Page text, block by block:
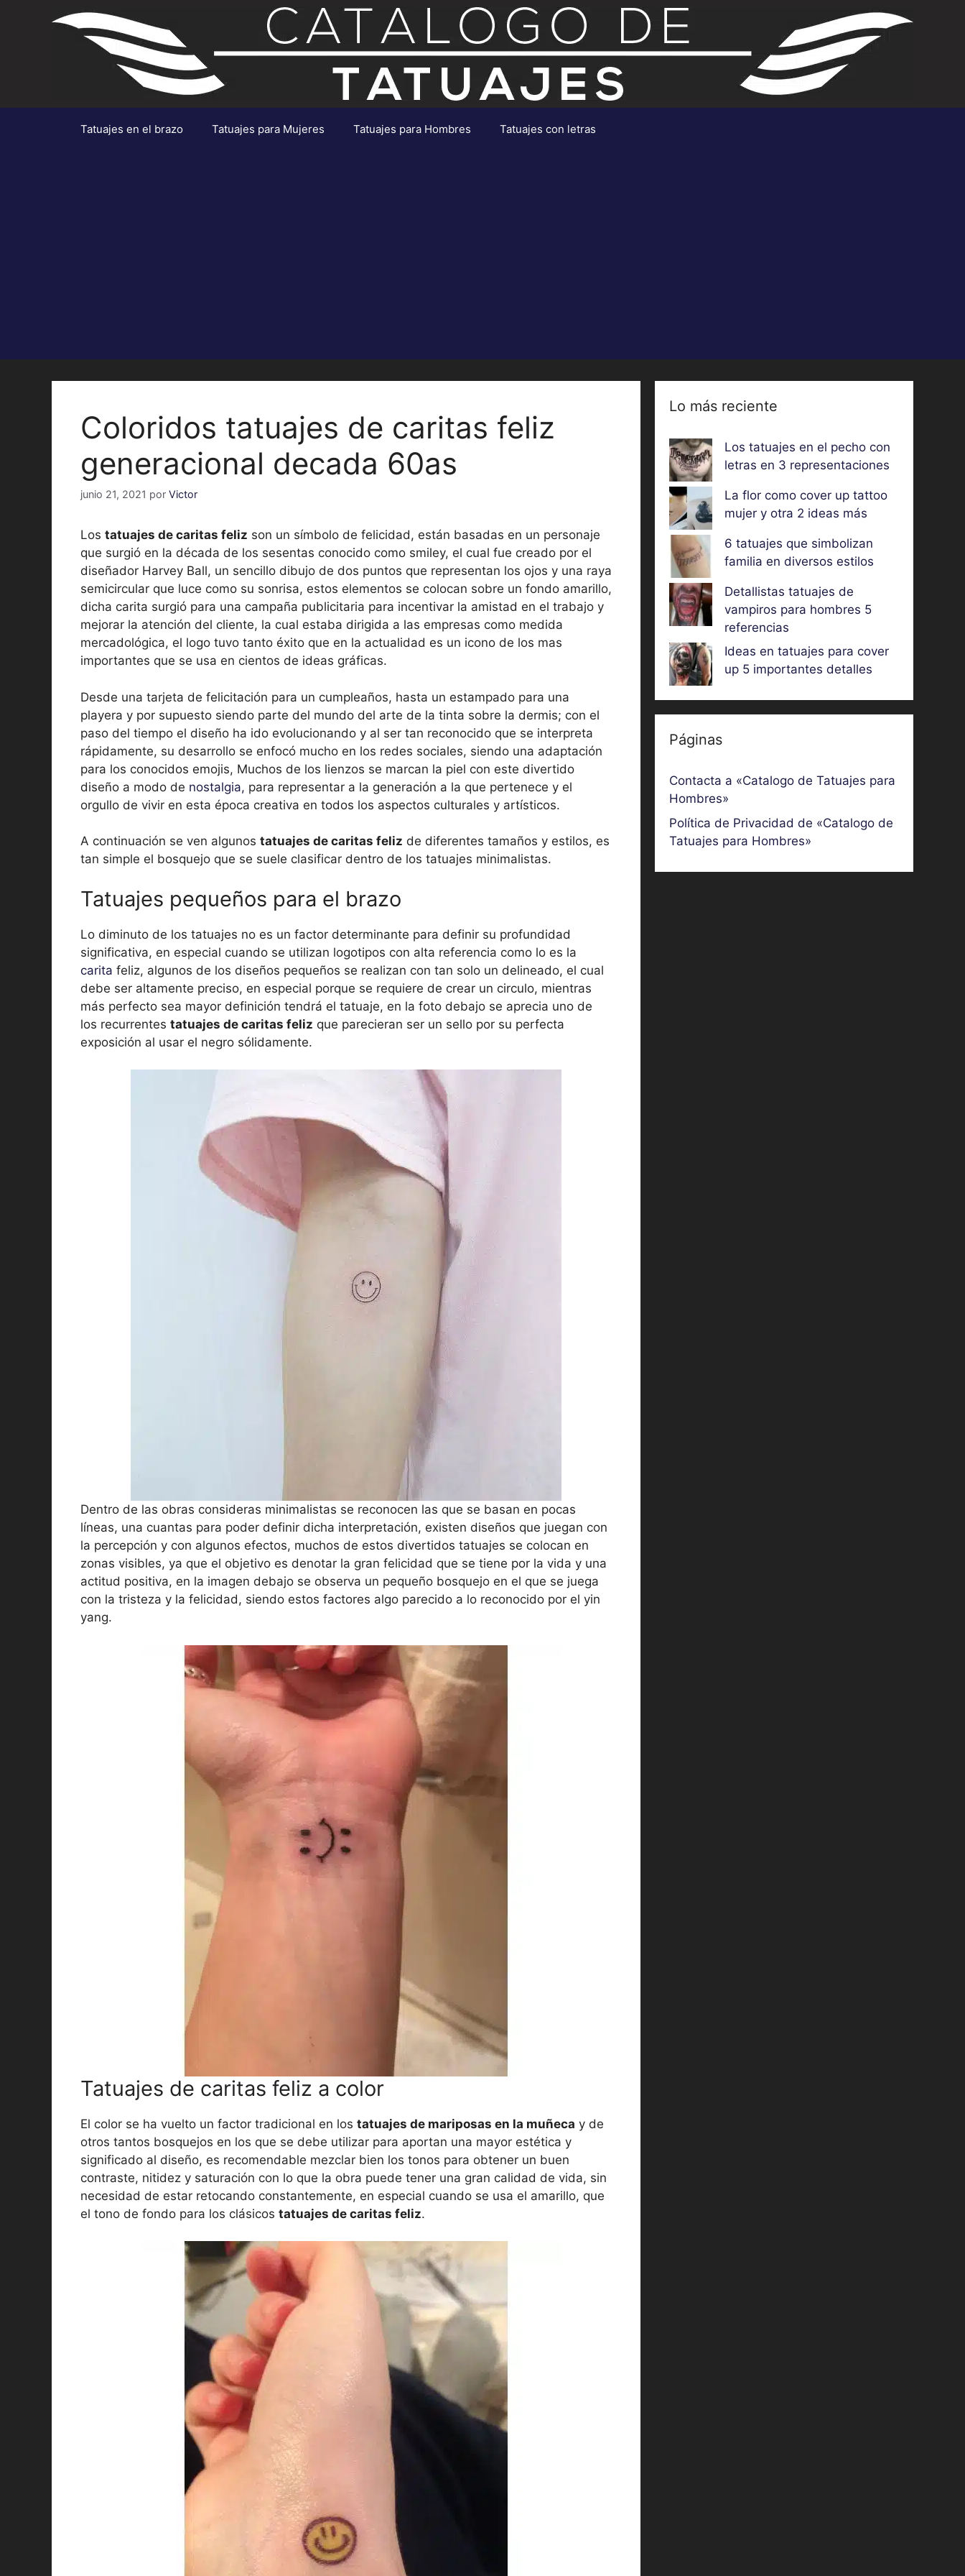
Tatuajes en el brazo Tatuajes para Mujeres Tatuajes para Hombres Tatuajes con letras
Coloridos tatuajes de caritas feliz
generacional decada 60as
junio 21, 2021 por Victor
Los tatuajes de caritas feliz son un símbolo de felicidad, están basadas en un personaje
que surgió en la década de los sesentas conocido como smiley, el cual fue creado por el
diseñador Harvey Ball, un sencillo dibujo de dos puntos que representan los ojos y una raya
semicircular que luce como su sonrisa, estos elementos se colocan sobre un fondo amarillo,
dicha carita surgió para una campaña publicitaria para incentivar la amistad en el trabajo y
mejorar la atención del cliente, la cual estaba dirigida a las empresas como medida
mercadológica, el logo tuvo tanto éxito que en la actualidad es un icono de los mas
importantes que se usa en cientos de ideas gráficas.
Desde una tarjeta de felicitación para un cumpleaños, hasta un estampado para una
playera y por supuesto siendo parte del mundo del arte de la tinta sobre la dermis; con el
paso del tiempo el diseño ha ido evolucionando y al ser tan reconocido que se interpreta
rápidamente, su desarrollo se enfocó mucho en los redes sociales, siendo una adaptación
para los conocidos emojis, Muchos de los lienzos se marcan la piel con este divertido
diseño a modo de nostalgia, para representar a la generación a la que pertenece y el
orgullo de vivir en esta época creativa en todos los aspectos culturales y artísticos.
A continuación se ven algunos tatuajes de caritas feliz de diferentes tamaños y estilos, es
tan simple el bosquejo que se suele clasificar dentro de los tatuajes minimalistas.
Tatuajes pequeños para el brazo
Lo diminuto de los tatuajes no es un factor determinante para definir su profundidad
significativa, en especial cuando se utilizan logotipos con alta referencia como lo es la
carita feliz, algunos de los diseños pequeños se realizan con tan solo un delineado, el cual
debe ser altamente preciso, en especial porque se requiere de crear un circulo, mientras
más perfecto sea mayor definición tendrá el tatuaje, en la foto debajo se aprecia uno de
los recurrentes tatuajes de caritas feliz que parecieran ser un sello por su perfecta
exposición al usar el negro sólidamente.
Dentro de las obras consideras minimalistas se reconocen las que se basan en pocas
líneas, una cuantas para poder definir dicha interpretación, existen diseños que juegan con
la percepción y con algunos efectos, muchos de estos divertidos tatuajes se colocan en
zonas visibles, ya que el objetivo es denotar la gran felicidad que se tiene por la vida y una
actitud positiva, en la imagen debajo se observa un pequeño bosquejo en el que se juega
con la tristeza y la felicidad, siendo estos factores algo parecido a lo reconocido por el yin
yang.
Tatuajes de caritas feliz a color
El color se ha vuelto un factor tradicional en los tatuajes de mariposas en la muñeca y de
otros tantos bosquejos en los que se debe utilizar para aportan una mayor estética y
significado al diseño, es recomendable mezclar bien los tonos para obtener un buen
contraste, nitidez y saturación con lo que la obra puede tener una gran calidad de vida, sin
necesidad de estar retocando constantemente, en especial cuando se usa el amarillo, que
el tono de fondo para los clásicos tatuajes de caritas feliz.
Lo más reciente
Los tatuajes en el pecho con
letras en 3 representaciones
La flor como cover up tattoo
mujer y otra 2 ideas más
6 tatuajes que simbolizan
familia en diversos estilos
Detallistas tatuajes de
vampiros para hombres 5
referencias
Ideas en tatuajes para cover
up 5 importantes detalles
Páginas
Contacta a «Catalogo de Tatuajes para
Hombres»
Política de Privacidad de «Catalogo de
Tatuajes para Hombres»